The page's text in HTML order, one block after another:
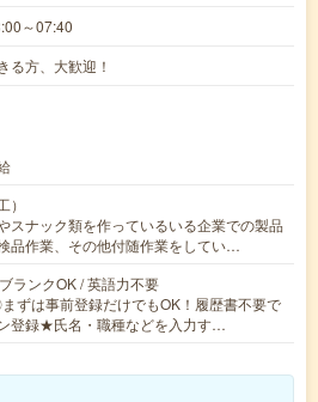
～07:40
る方、大歓迎！
）
スナック類を作っているいる企業での製品
品作業、その他付随作業をしてい…
ランクOK / 英語力不要
ずは事前登録だけでもOK！履歴書不要で
登録★氏名・職種などを入力す…